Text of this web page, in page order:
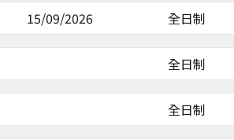
15/09/2026 全日制
全日制
全日制